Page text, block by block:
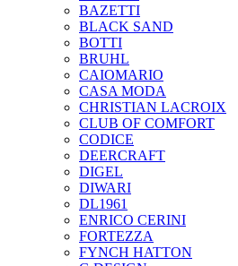
BAZETTI
BLACK SAND
BOTTI
BRUHL
CAIOMARIO
CASA MODA
CHRISTIAN LACROIX
CLUB OF COMFORT
CODICE
DEERCRAFT
DIGEL
DIWARI
DL1961
ENRICO CERINI
FORTEZZA
FYNCH HATTON